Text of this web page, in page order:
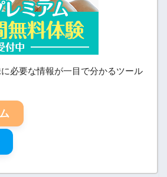
必要な情報が一目で分かるツール